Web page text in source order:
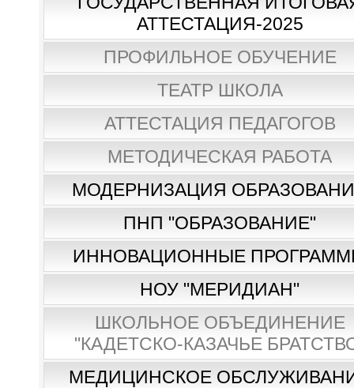
АТТЕСТАЦИЯ-2025
ПРОФИЛЬНОЕ ОБУЧЕНИЕ
ТЕАТР ШКОЛА
АТТЕСТАЦИЯ ПЕДАГОГОВ
МЕТОДИЧЕСКАЯ РАБОТА
МОДЕРНИЗАЦИЯ
ПНП "ОБРАЗОВАНИЕ"
ИННОВАЦИОННЫЕ
НОУ "МЕРИДИАН"
ШКОЛЬНОЕ ОБЪЕДИНЕНИЕ
"КАДЕТСКО-КАЗАЧЬЕ
МЕДИЦИНСКОЕ